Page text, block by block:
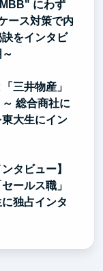
にわず
ース対策で内
をインタビ
三井物産」
総合商社に
大生にイン
タビュー】
ールス職」
独占インタ